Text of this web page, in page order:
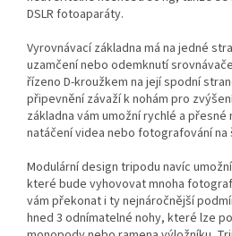
DSLR fotoaparáty.
Vyrovnávací základna má na jedné
uzamčení nebo odemknutí
řízeno D-kroužkem na její spodní
připevnění závaží k nohám pro
základna vám umožní rychlé a
natáčení videa nebo fotografování na
Modulární design tripodu navíc
které bude vyhovovat mnoha
vám překonat i ty nejnáročnější
hned 3 odnímatelné nohy, které lze